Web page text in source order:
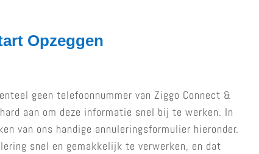
Opzeggen
geen telefoonnummer van Ziggo Connect &
aan om deze informatie snel bij te werken. In
van ons handige annuleringsformulier hieronder.
snel en gemakkelijk te verwerken, en dat